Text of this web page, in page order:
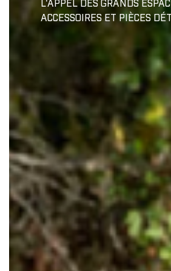
L'APPEL DES GRANDS
ACCESSOIRES ET PIÈCES